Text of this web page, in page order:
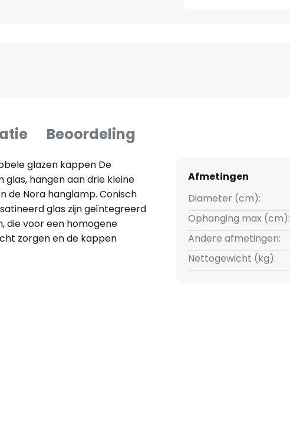
Beoordeling
glazen kappen De
hangen aan drie kleine
de Nora hanglamp. Conisch
glas zijn geïntegreerd
die voor een homogene
zorgen en de kappen
De 3-lamps armatuur is
Afmetingen
Diameter (cm):
Ophanging max (cm):
Andere afmetingen:
Nettogewicht (kg):